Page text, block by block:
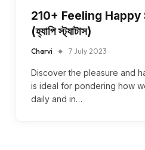
210+ Feeling
(হ্যাপি স্ট্যাটাস)
Charvi 7 July 2023
Discover the pleasure and
is ideal for pondering how
daily and in…